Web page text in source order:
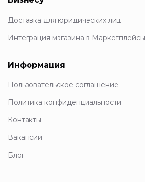
Доставка для юридических лиц
Интеграция магазина в Маркетплейсы
Информация
Пользовательское соглашение
Политика конфиденциальности
Контакты
Вакансии
Блог